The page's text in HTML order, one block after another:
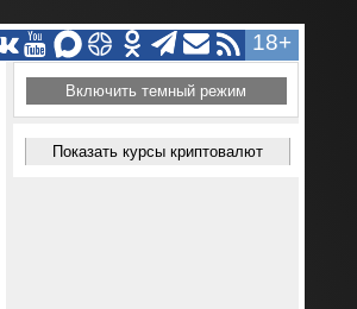
18+
Включить темный режим
Показать курсы криптовалют